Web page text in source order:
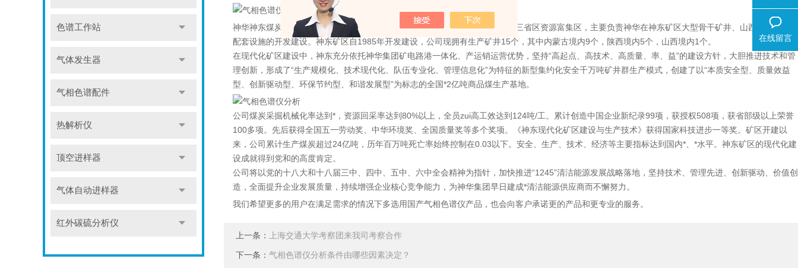
色谱工作站
气体发生器
气相色谱配件
热解析仪
顶空进样器
气体自动进样器
红外碳硫分析仪
神华神东煤炭集团公司是神华集团的核心煤炭生产企业，公司地处蒙、陕、晋三省区资源富集区，主要负责神华在神东矿区大型骨干矿井、山西保德煤矿及
配套设施的开发建设。神东矿区自1985年开发建设，公司现拥有生产矿井15个，其中内蒙古境内9个，陕西境内5个，山西境内1个。
在现代化矿区建设中，神东充分依托神华集团矿电路港一体化、产运销运营优势，坚持“高起点、高技术、高质量、率、益”的建设方针，大胆推进技术和管
理创新，形成了“生产规模化、技术现代化、队伍专业化、管理信息化”为特征的新型集约化安全千万吨矿井群生产模式，创建了以“本质安全型、质量效益
型、创新驱动型、环保节约型、和谐发展型”为标志的全国*2亿吨商品煤生产基地。
公司煤炭采掘机械化率达到*，资源回采率达到80%以上，全员zui高工效达到124吨/工。累计创造中国企业新纪录99项，获授权508项，获省部级以上荣誉
100多项。先后获得全国五一劳动奖、中华环境奖、全国质量奖等多个奖项。《神东现代化矿区建设与生产技术》获得国家科技进步一等奖。矿区开建以
来，公司累计生产煤炭超过24亿吨，历年百万吨死亡率始终控制在0.03以下。安全、生产、技术、经济等主要指标达到国内*、*水平。神东矿区的现代化建
设成就得到党和的高度肯定。
公司将以党的十八大和十八届三中、四中、五中、六中全会精神为指针，加快推进“1245”清洁能源发展战略落地，坚持技术、管理先进、创新驱动、价值创
造，全面提升企业发展质量，持续增强企业核心竞争能力，为神华集团早日建成*清洁能源供应商而不懈努力。
我们希望更多的用户在满足需求的情况下多选用国产气相色谱仪产品，也会向客户承诺更的产品和更专业的服务。
上一条： 上海交通大学考察团来我司考察合作
下一条： 气相色谱仪分析条件由哪些因素决定？
在线留言